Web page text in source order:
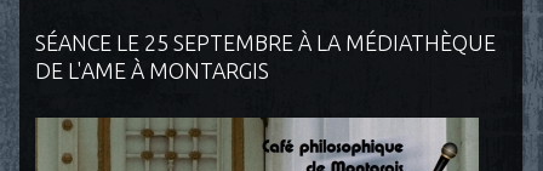
SÉANCE LE 25 SEPTEMBRE À LA MÉDIATHÈQUE
DE L'AME À MONTARGIS